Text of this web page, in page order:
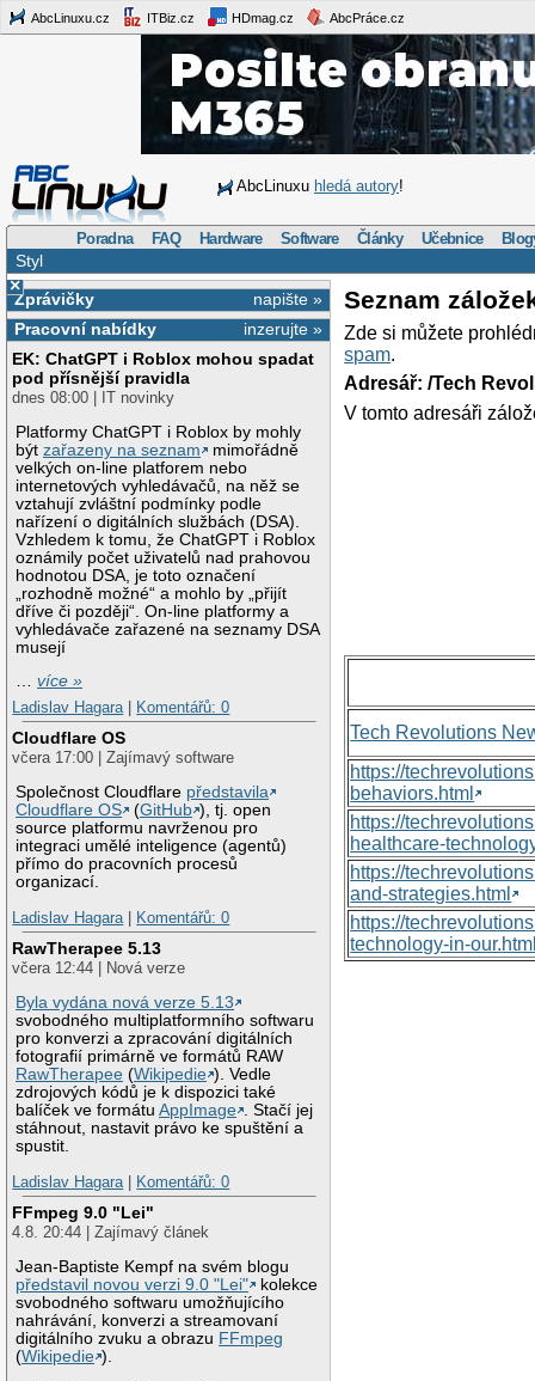
AbcLinuxu.cz ITBiz.cz HDmag.cz AbcPráce.cz
AbcLinuxu hledá autory!
Poradna FAQ Hardware Software Články Učebnice
Styl
×
napište »
Zprávičky
inzerujte »
Pracovní nabídky
EK: ChatGPT i Roblox mohou spadat
pod přísnější pravidla
dnes 08:00 | IT novinky
Platformy ChatGPT i Roblox by mohly
býtzařazeny na seznam
mimořádně
velkých on-line platforem nebo
internetových vyhledávačů, na něž se
vztahují zvláštní podmínky podle
nařízení o digitálních službách (DSA).
Vzhledem k tomu, že ChatGPT i Roblox
oznámily počet uživatelů nad prahovou
hodnotou DSA, je toto označení
„rozhodně možné“ a mohlo by „přijít
dříve či později“. On-line platformy a
vyhledávače zařazené na seznamy DSA
musejí
…více »
Ladislav Hagara
Komentářů: 0
Cloudflare OS
včera 17:00 | Zajímavý software
Společnost Cloudflare představila
Cloudflare OS
(GitHub ), tj. open
source platformu navrženou pro
integraci umělé inteligence (agentů)
přímo do pracovních procesů
organizací.
Ladislav Hagara
Komentářů: 0
RawTherapee 5.13
včera 12:44 | Nová verze
Byla vydána nová verze 5.13
svobodného multiplatformního softwaru
pro konverzi a zpracování digitálních
fotografií primárně ve formátů RAW
RawTherapee (Wikipedie ). Vedle
zdrojových kódů je k dispozici také
balíček ve formátuAppImage . Stačí jej
stáhnout, nastavit právo ke spuštění a
spustit.
Ladislav Hagara
Komentářů: 0
FFmpeg 9.0 "Lei"
4.8. 20:44 | Zajímavý článek
Jean-Baptiste Kempf na svém blogu
představil novou verzi 9.0 "Lei"
kolekce
svobodného softwaru umožňujícího
nahrávání, konverzi a streamovaní
digitálního zvuku a obrazu FFmpeg
(Wikipedie ).
Seznam
Zde si můžete
spam.
Adresář: /Tech
V tomto adresáři
Tech Revolutions
https://
behaviors.html
https://
healthcare-
https://
and-strategies.html
https://
technology-in-